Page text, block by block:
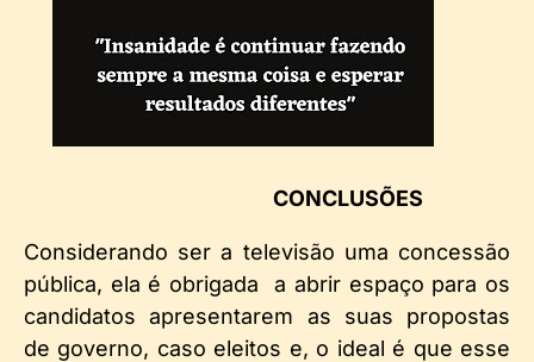
CONCLUSÕES
Considerando ser a televisão uma concessão
pública, ela é obrigada a abrir espaço para os
candidatos apresentarem as suas propostas
de governo, caso eleitos e, o ideal é que esse